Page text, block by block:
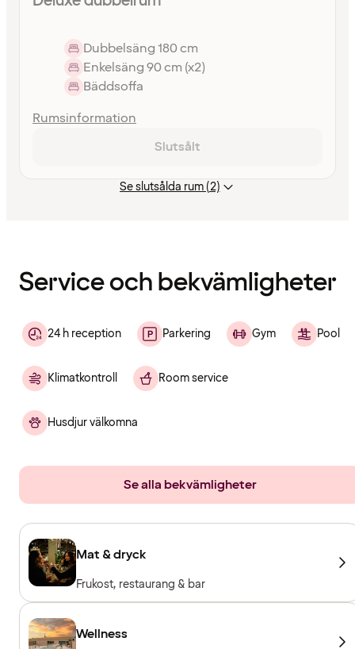
Dubbelsäng 180 cm
Enkelsäng 90 cm (x2)
Bäddsoffa
Rumsinformation
Slutsålt
Se slutsålda rum (2)
Service och bekvämligheter
24 h reception Parkering Gym Pool
Klimatkontroll Room service
Husdjur välkomna
Se alla bekvämligheter
Mat & dryck
Frukost, restaurang & bar
Wellness